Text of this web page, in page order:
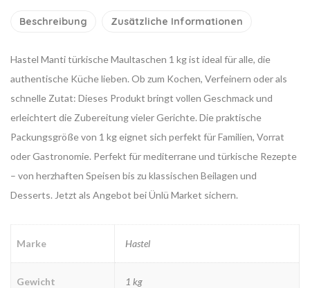
Beschreibung Zusätzliche Informationen
Hastel Manti türkische Maultaschen 1 kg ist ideal für alle, die
authentische Küche lieben. Ob zum Kochen, Verfeinern oder als
schnelle Zutat: Dieses Produkt bringt vollen Geschmack und
erleichtert die Zubereitung vieler Gerichte. Die praktische
Packungsgröße von 1 kg eignet sich perfekt für Familien, Vorrat
oder Gastronomie. Perfekt für mediterrane und türkische Rezepte
– von herzhaften Speisen bis zu klassischen Beilagen und
Desserts. Jetzt als Angebot bei Ünlü Market sichern.
Marke Hastel
Gewicht 1 kg